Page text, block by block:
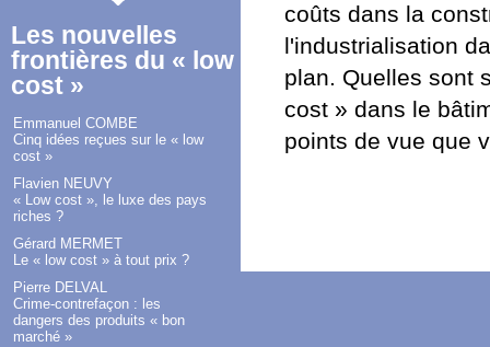
Les nouvelles
frontières du « low
cost »
Emmanuel COMBE
Cinq idées reçues sur le « low
cost »
Flavien NEUVY
« Low cost », le luxe des pays
riches ?
Gérard MERMET
Le « low cost » à tout prix ?
Pierre DELVAL
Crime-contrefaçon : les
dangers des produits « bon
marché »
coûts dans la
l'industrialisation
plan. Quelles sont
cost » dans le
points de vue que